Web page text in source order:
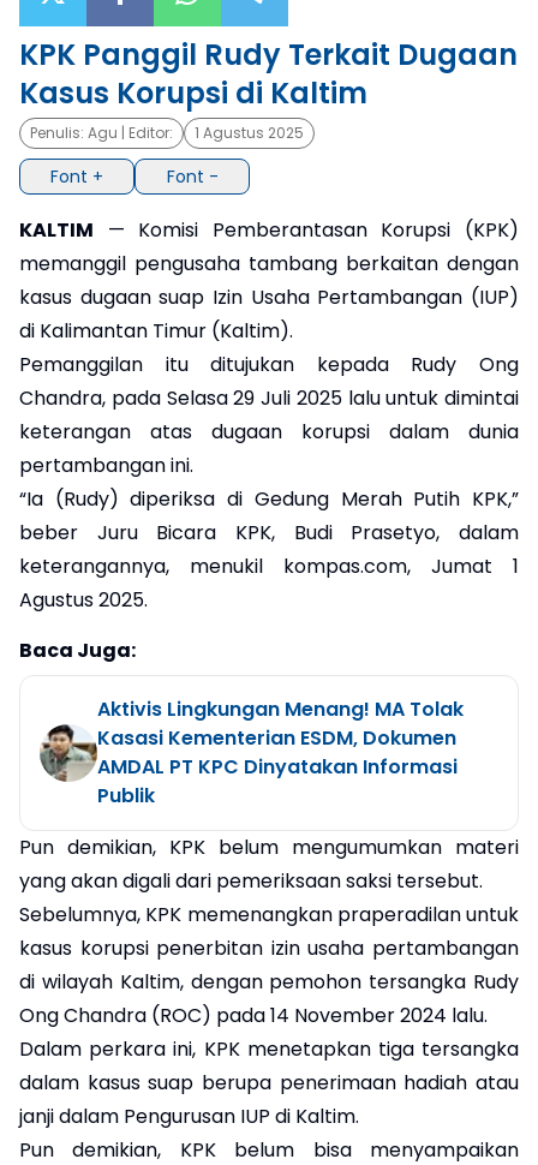
×
KPK Panggil Rudy Terkait Dugaan
Kasus Korupsi di Kaltim
Penulis: Agu | Editor: 1 Agustus 2025
Font + Font -
KALTIM — Komisi Pemberantasan Korupsi (KPK)
memanggil pengusaha tambang berkaitan dengan
kasus dugaan suap Izin Usaha Pertambangan (IUP)
di Kalimantan Timur (Kaltim).
Pemanggilan itu ditujukan kepada Rudy Ong
Chandra, pada Selasa 29 Juli 2025 lalu untuk dimintai
keterangan atas dugaan korupsi dalam dunia
pertambangan ini.
“Ia (Rudy) diperiksa di Gedung Merah Putih KPK,”
beber Juru Bicara KPK, Budi Prasetyo, dalam
keterangannya, menukil kompas.com, Jumat 1
Agustus 2025.
Baca Juga:
Aktivis Lingkungan Menang! MA Tolak
Kasasi Kementerian ESDM, Dokumen
AMDAL PT KPC Dinyatakan Informasi
Publik
Pun demikian, KPK belum mengumumkan materi
yang akan digali dari pemeriksaan saksi tersebut.
Sebelumnya, KPK memenangkan praperadilan untuk
kasus korupsi penerbitan izin usaha pertambangan
di wilayah Kaltim, dengan pemohon tersangka Rudy
Ong Chandra (ROC) pada 14 November 2024 lalu.
Dalam perkara ini, KPK menetapkan tiga tersangka
dalam kasus suap berupa penerimaan hadiah atau
janji dalam Pengurusan IUP di Kaltim.
Pun demikian, KPK belum bisa menyampaikan